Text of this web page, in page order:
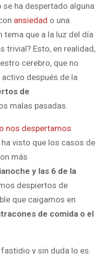
ha despertado alguna
ansiedad o una
tema que a la luz del día
trivial? Esto, en realidad,
cerebro, que no
después de la
de
malas pasadas.
nos despertamos
ha visto que los casos de
más
y las 6 de la
despiertos de
que caigamos en
de comida o el
y sin duda lo es.